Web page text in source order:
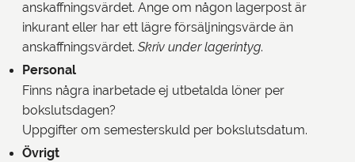
anskaffningsvärdet. Ange om någon lagerpost är
inkurant eller har ett lägre försäljningsvärde än
anskaffningsvärdet. Skriv under lagerintyg.
Personal
Finns några inarbetade ej utbetalda löner per
bokslutsdagen?
Uppgifter om semesterskuld per bokslutsdatum.
Övrigt